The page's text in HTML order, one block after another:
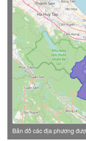
Bản đồ các địa phương